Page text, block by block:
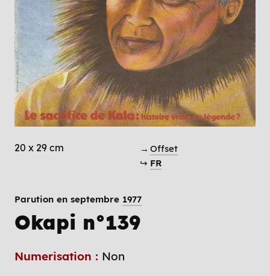
20 x 29 cm → Offset
↪ FR
Parution en septembre 1977
Okapi n°139
Numerisation : Non